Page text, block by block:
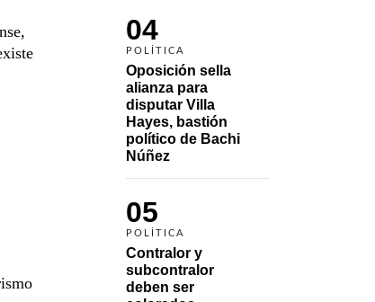
04
POLÍTICA
Oposición sella
alianza para
disputar Villa
Hayes, bastión
político de Bachi
Núñez
05
POLÍTICA
Contralor y
subcontralor
deben ser